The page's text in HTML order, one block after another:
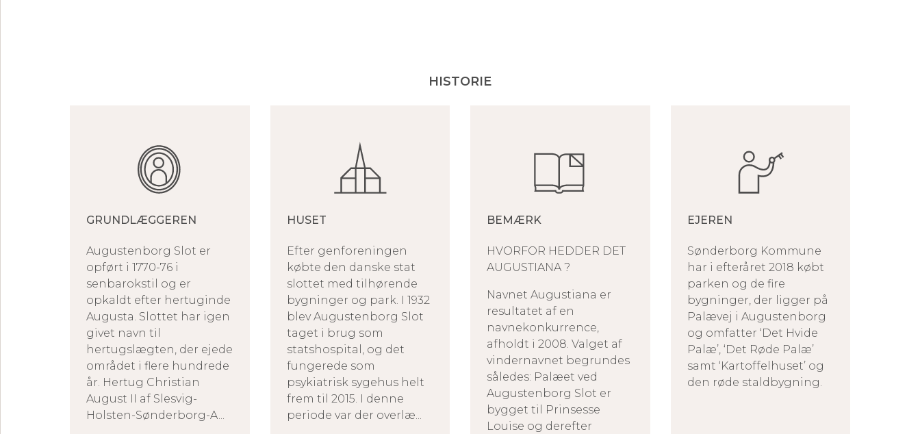
HISTORIE
GRUNDLÆGGEREN
Augustenborg Slot er
opført i 1770-76 i
senbarokstil og er
opkaldt efter hertuginde
Augusta. Slottet har igen
givet navn til
hertugslægten, der ejede
området i flere hundrede
år. Hertug Christian
August II af Slesvig-
Holsten-Sønderborg-A...
HUSET
Efter genforeningen
købte den danske stat
slottet med tilhørende
bygninger og park. I 1932
blev Augustenborg Slot
taget i brug som
statshospital, og det
fungerede som
psykiatrisk sygehus helt
frem til 2015. I denne
periode var der overlæ...
BEMÆRK
HVORFOR HEDDER DET
AUGUSTIANA ?
Navnet Augustiana er
resultatet af en
navnekonkurrence,
afholdt i 2008. Valget af
vindernavnet begrundes
således: Palæet ved
Augustenborg Slot er
bygget til Prinsesse
Louise og derefter
EJEREN
Sønderborg Kommune
har i efteråret 2018 købt
parken og de fire
bygninger, der ligger på
Palævej i Augustenborg
og omfatter ‘Det Hvide
Palæ’, ‘Det Røde Palæ’
samt ‘Kartoffelhuset’ og
den røde staldbygning.